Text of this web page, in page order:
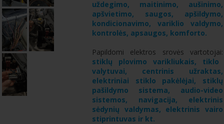
uždegimo, maitinimo, aušinimo,
apšvietimo, saugos, apšildymo,
kondicionavimo, variklio valdymo,
kontrolės, apsaugos, komforto.
Papildomi elektros srovės vartotojai:
stiklų plovimo varikliukais, tiklo
valytuvai, centrinis užraktas,
elektriniai stiklo pakėlėjai, stiklų
pašildymo sistema, audio-video
sistemos, navigacija, elektrinis
sėdynių valdymas, elektrinis vairo
stiprintuvas ir kt.